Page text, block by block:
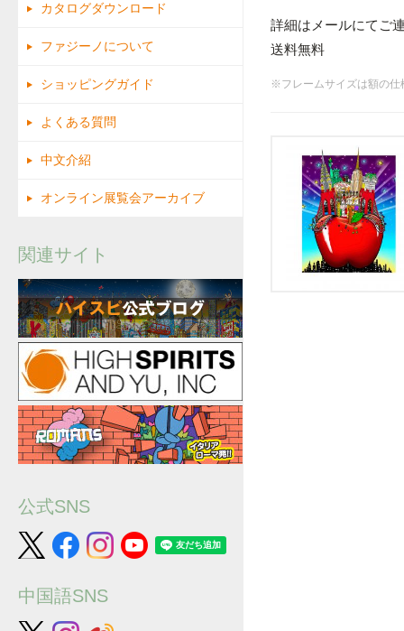
詳細はメールにてご
送料無料
※フレームサイズは額の仕
カタログダウンロード
ファジーノについて
ショッピングガイド
よくある質問
中文介紹
オンライン展覧会アーカイブ
関連サイト
公式SNS
中国語SNS